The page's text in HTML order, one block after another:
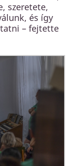
szeretete,
és így
– fejtette